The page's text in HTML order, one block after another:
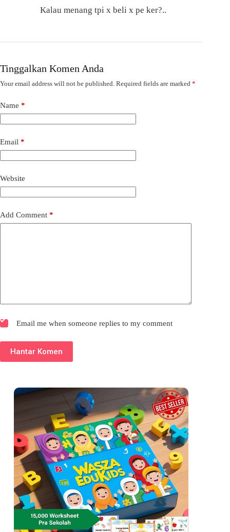
Kalau menang tpi x beli x pe ker?..
Tinggalkan Komen Anda
Your email address will not be published. Required fields are marked *
Name *
Email *
Website
Add Comment *
Email me when someone replies to my comment
Hantar Komen